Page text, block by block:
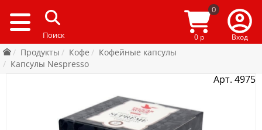
0
0 р Вход
Продукты Кофе
Кофейные капсулы
Капсулы Nespresso
Арт. 4975